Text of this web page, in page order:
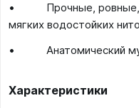
• Прочные, ровные,
мягких водостойких
• Анатомический
Характеристики